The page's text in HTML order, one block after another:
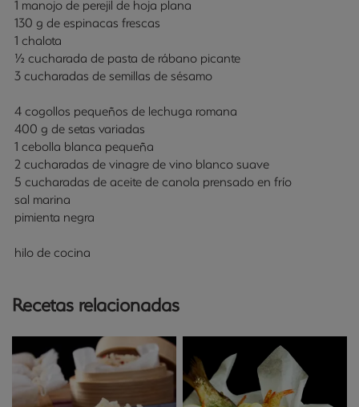
1 manojo de perejil de hoja plana
130 g de espinacas frescas
1 chalota
½ cucharada de pasta de rábano picante
3 cucharadas de semillas de sésamo
4 cogollos pequeños de lechuga romana
400 g de setas variadas
1 cebolla blanca pequeña
2 cucharadas de vinagre de vino blanco suave
5 cucharadas de aceite de canola prensado en frío
sal marina
pimienta negra
hilo de cocina
Recetas relacionadas